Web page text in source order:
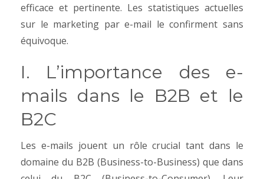
efficace et pertinente. Les statistiques actuelles
sur le marketing par e-mail le confirment sans
équivoque.
I. L’importance des e-
mails dans le B2B et le
B2C
Les e-mails jouent un rôle crucial tant dans le
domaine du B2B (Business-to-Business) que dans